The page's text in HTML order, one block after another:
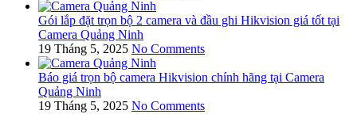
Gói lắp đặt trọn bộ 2 camera và đầu ghi Hikvision giá tốt tại
Camera Quảng Ninh
19 Tháng 5, 2025 No Comments
Báo giá trọn bộ camera Hikvision chính hãng tại Camera
Quảng Ninh
19 Tháng 5, 2025 No Comments